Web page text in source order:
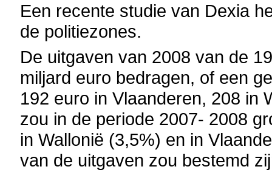
Een recente studie van Dexia
de politiezones.
De uitgaven van 2008 van de
miljard euro bedragen, of een
192 euro in Vlaanderen, 208 in
zou in de periode 2007- 2008
in Wallonië (3,5%) en in
van de uitgaven zou bestemd